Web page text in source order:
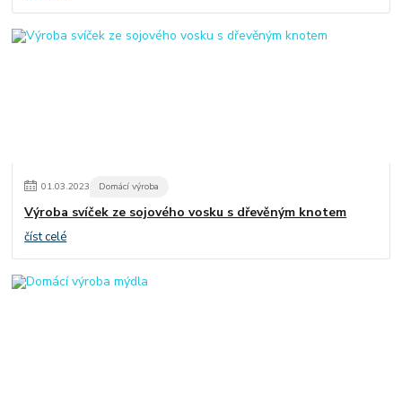
01.03.2023 Domácí výroba
Výroba svíček ze sojového vosku s dřevěným knotem
číst celé